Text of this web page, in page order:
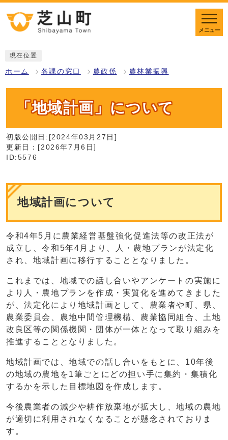
メニュー
現在位置
ホーム 各課の窓口 農政係 農林業振興
「地域計画」について
初版公開日:[2024年03月27日]
更新日：[2026年7月6日]
ID:5576
地域計画について
令和4年5月に農業経営基盤強化促進法等の改正法が
成立し、令和5年4月より、人・農地プランが法定化
され、地域計画に移行することとなりました。
これまでは、地域での話し合いやアンケートの実施に
より人・農地プランを作成・実質化を進めてきました
が、法定化により地域計画として、農業者や町、県、
農業委員会、農地中間管理機構、農業協同組合、土地
改良区等の関係機関・団体が一体となって取り組みを
推進することとなりました。
地域計画では、地域での話し合いをもとに、10年後
の地域の農地を1筆ごとにどの担い手に集約・集積化
するかを示した目標地図を作成します。
今後農業者の減少や耕作放棄地が拡大し、地域の農地
が適切に利用されなくなることが懸念されておりま
す。